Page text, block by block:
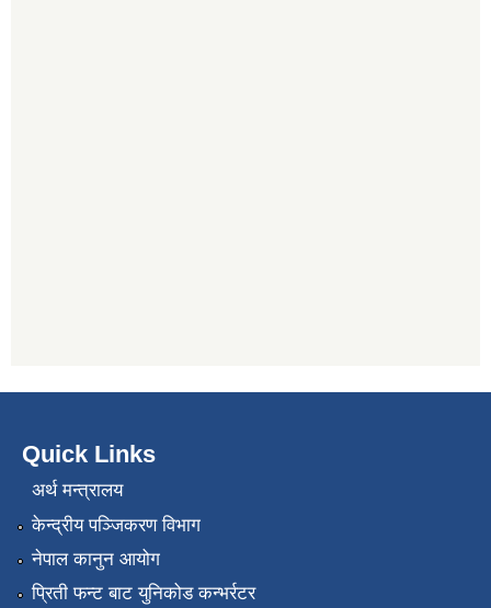
Quick Links
अर्थ मन्त्रालय
केन्द्रीय पञ्जिकरण विभाग
नेपाल कानुन आयोग
प्रिती फन्ट बाट युनिकोड कन्भर्रटर